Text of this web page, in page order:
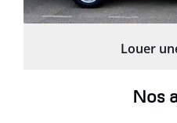
Louer
Nos